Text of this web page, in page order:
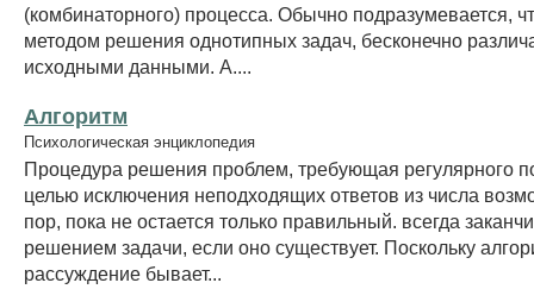
(комбинаторного) процесса. Обычно подразумевается,
методом решения однотипных задач, бесконечно
исходными данными. А....
Алгоритм
Психологическая энциклопедия
Процедура решения проблем, требующая регулярного
целью исключения неподходящих ответов из числа
пор, пока не остается только правильный. всегда
решением задачи, если оно существует. Поскольку
рассуждение бывает...